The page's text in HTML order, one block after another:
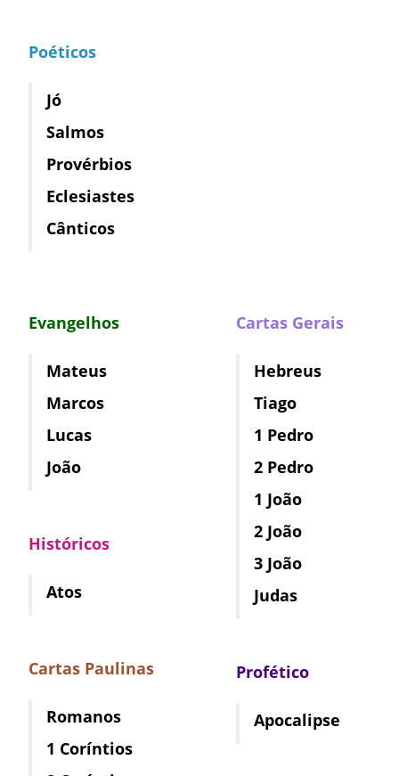
Poéticos
Jó
Salmos
Provérbios
Eclesiastes
Cânticos
Evangelhos
Mateus
Marcos
Lucas
João
Históricos
Atos
Cartas Paulinas
Romanos
1 Coríntios
Cartas Gerais
Hebreus
Tiago
1 Pedro
2 Pedro
1 João
2 João
3 João
Judas
Profético
Apocalipse